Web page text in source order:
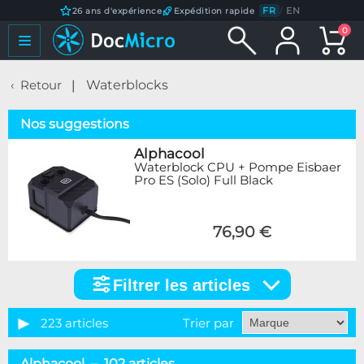
26 ans d'expérience Expédition rapide FR / EN
0
Retour Waterblocks
Nos suggestions
Alphacool
Waterblock CPU + Pompe Eisbaer
Pro ES (Solo) Full Black
76,90 €
articles
Catégorie
Filtrer les articles
223 articles Trier par